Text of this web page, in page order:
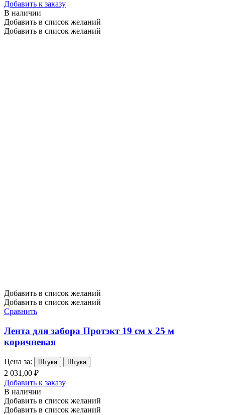
Добавить к заказу
В наличии
Добавить в список желаний
Добавить в список желаний
Добавить в список желаний
Добавить в список желаний
Сравнить
Лента для забора Протэкт 19 см х 25 м
коричневая
Цена за: Штука Штука
2 031,00 ₽
Добавить к заказу
В наличии
Добавить в список желаний
Добавить в список желаний